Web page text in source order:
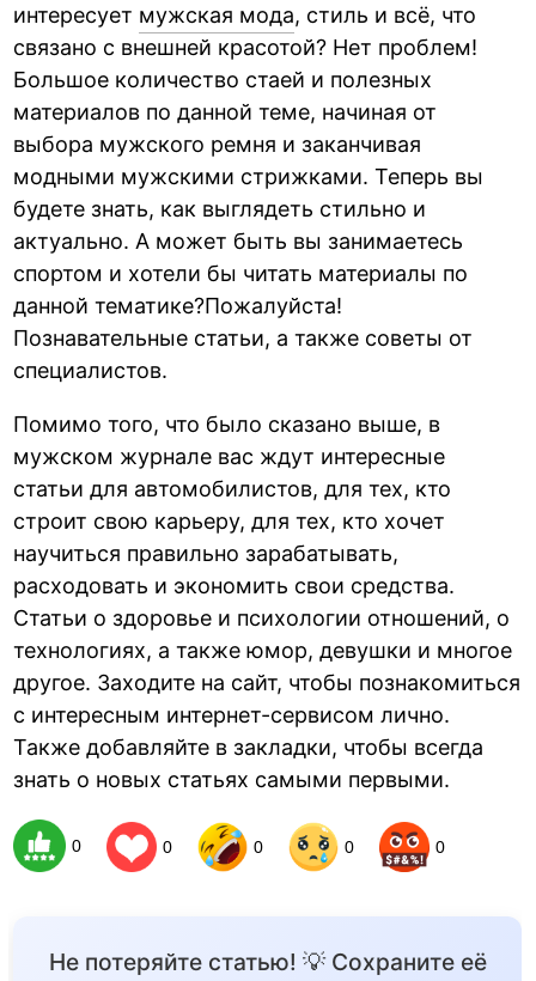
интересует мужская мода, стиль и всё, что
связано с внешней красотой? Нет проблем!
Большое количество стаей и полезных
материалов по данной теме, начиная от
выбора мужского ремня и заканчивая
модными мужскими стрижками. Теперь вы
будете знать, как выглядеть стильно и
актуально. А может быть вы занимаетесь
спортом и хотели бы читать материалы по
данной тематике?Пожалуйста!
Познавательные статьи, а также советы от
специалистов.
Помимо того, что было сказано выше, в
мужском журнале вас ждут интересные
статьи для автомобилистов, для тех, кто
строит свою карьеру, для тех, кто хочет
научиться правильно зарабатывать,
расходовать и экономить свои средства.
Статьи о здоровье и психологии отношений, о
технологиях, а также юмор, девушки и многое
другое. Заходите на сайт, чтобы познакомиться
с интересным интернет-сервисом лично.
Также добавляйте в закладки, чтобы всегда
знать о новых статьях самыми первыми.
0 0 0 0 0
Не потеряйте статью! 💡 Сохраните её